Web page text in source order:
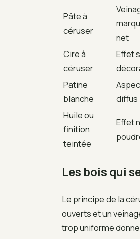
Pâte à
céruser
net
Cire à
céruser
Effet
Patine
blanche
diffus
Huile ou
finition
teintée
Effet
Les bois qui
Le principe de la
ouverts et un
trop uniforme